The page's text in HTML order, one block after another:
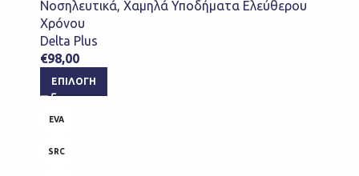
Νοσηλευτικά, Χαμηλά Υποδήματα Ελεύθερου
Χρόνου
Delta Plus
€98,00
ΕΠΙΛΟΓΉ
EVA
SRC